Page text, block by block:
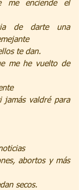
me enciende el
de darte una
te dan.
me he vuelto de
jamás valdré para
abortos y más
secos.